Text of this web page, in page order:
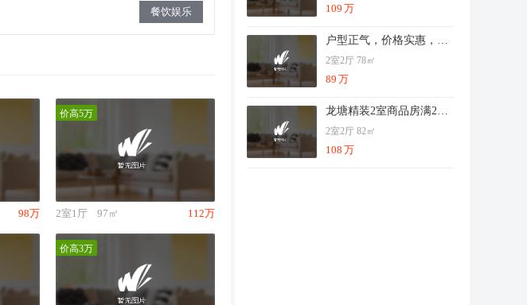
餐饮娱乐
98万 2室1厅 97㎡ 112万
价高5万
价高3万
109 万
户型正气，价格实惠，看房方便，地段好交通方便
2室2厅 78㎡
89 万
龙塘精装2室商品房满2年商圈成熟交通便利随时看房
2室2厅 82㎡
108 万